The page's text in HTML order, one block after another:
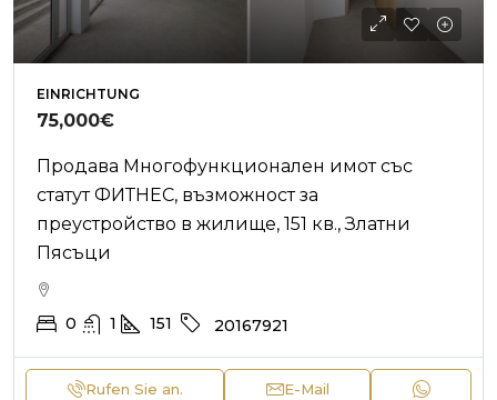
EINRICHTUNG
75,000€
Продава Многофункционален имот със
статут ФИТНЕС, възможност за
преустройство в жилище, 151 кв., Златни
Пясъци
0 1 151 20167921
Rufen Sie an. E-Mail